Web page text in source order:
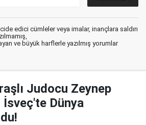
edici cümleler veya imalar, inançlara saldırı
ve büyük harflerle yazılmış yorumlar
Judocu Zeynep
İsveç'te Dünya